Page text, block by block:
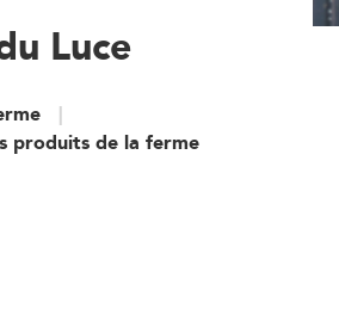
Luce
produits de la ferme